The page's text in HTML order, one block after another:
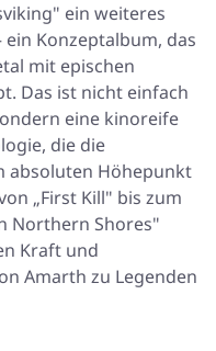
ein weiteres
Konzeptalbum, das
mit epischen
Das ist nicht einfach
eine kinoreife
die die
absoluten Höhepunkt
„First Kill" bis zum
Northern Shores"
Kraft und
Amarth zu Legenden